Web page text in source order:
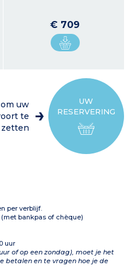
€ 709
UW
RESERVERING
uw
te
zetten
per verblijf.
bankpas of chèque)
uur
of op een zondag), moet je het
betalen en te vragen hoe je de